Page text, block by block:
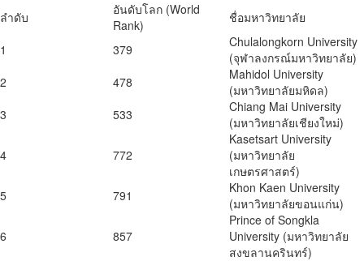
ลำดับ
อันดับโลก (World
Rank)
ชื่อมหาวิทยาลัย
1
379
Chulalongkorn University
(จุฬาลงกรณ์มหาวิทยาลัย)
2
478
Mahidol University
(มหาวิทยาลัยมหิดล)
3
533
Chiang Mai University
(มหาวิทยาลัยเชียงใหม่)
4
772
Kasetsart University
(มหาวิทยาลัย
เกษตรศาสตร์)
5
791
Khon Kaen University
(มหาวิทยาลัยขอนแก่น)
6
857
Prince of Songkla
University (มหาวิทยาลัย
สงขลานครินทร์)